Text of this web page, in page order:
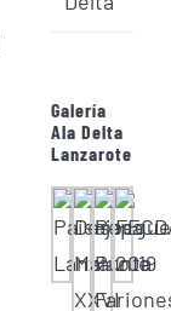
Galería
Ala Delta
Lanzarote